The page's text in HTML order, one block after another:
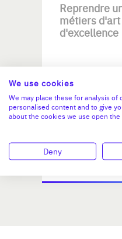
Reprendre
métiers
d'excellence
We use cookies
We may place these for analysis
personalised content and to give
about the cookies we use open the
Deny